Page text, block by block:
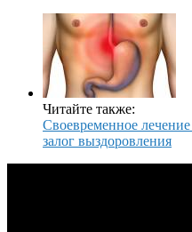
Читайте также:
Своевременное
залог выздоровления